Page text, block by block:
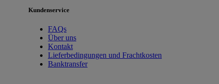
Kundenservice
FAQs
Über uns
Kontakt
Lieferbedingungen und Frachtkosten
Banktransfer